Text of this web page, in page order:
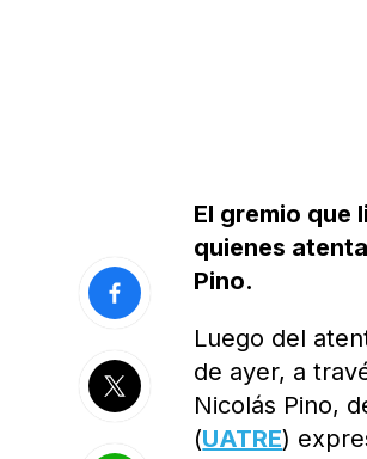
El gremio que
quienes
Pino.
Luego del
de ayer, a
Nicolás Pino,
(UATRE)